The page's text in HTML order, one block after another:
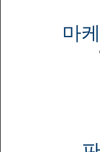
마